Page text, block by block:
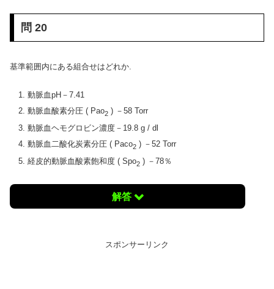
問 20
基準範囲内にある組合せはどれか.
動脈血pH－7.41
動脈血酸素分圧 ( Pao2) －58 Torr
動脈血ヘモグロビン濃度－19.8 g / dl
動脈血二酸化炭素分圧 ( Paco2) －52 Torr
経皮的動脈血酸素飽和度 ( Spo2) －78％
解答
スポンサーリンク